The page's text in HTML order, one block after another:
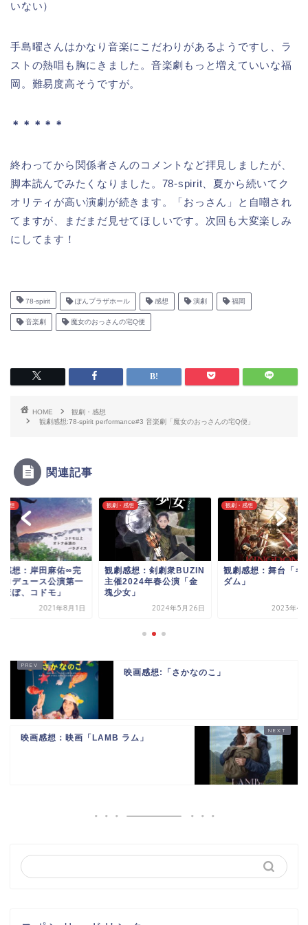
いない）
手島曜さんはかなり音楽にこだわりがあるようですし、ラ
ストの熱唱も胸にきました。音楽劇もっと増えていいな福
岡。難易度高そうですが。
＊＊＊＊＊
終わってから関係者さんのコメントなど拝見しましたが、
脚本読んでみたくなりました。78-spirit、夏から続いてク
オリティが高い演劇が続きます。「おっさん」と自嘲され
てますが、まだまだ見せてほしいです。次回も大変楽しみ
にしてます！
78-spirit ぽんプラザホール 感想 演劇 福岡
音楽劇 魔女のおっさんの宅Q便
HOME
観劇・感想
観劇感想:78-spirit performance#3 音楽劇「魔女のおっさんの宅Q便」
関連記事
感想
感想：岸田麻佑∞完
ロデュース公演第一
ほぼ、コドモ」
2021年8月1日
観劇・感想
観劇感想：剣劇衆BUZIN
主催2024年春公演「金
塊少女」
2024年5月26日
観劇・感想
観劇感想：舞台「キ
ダム」
2023年4
映画感想:「さかなのこ」
映画感想：映画「LAMB ラム」